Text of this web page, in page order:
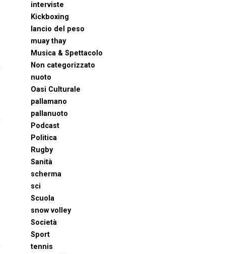
interviste
Kickboxing
lancio del peso
muay thay
Musica & Spettacolo
Non categorizzato
nuoto
Oasi Culturale
pallamano
pallanuoto
Podcast
Politica
Rugby
Sanità
scherma
sci
Scuola
snow volley
Società
Sport
tennis